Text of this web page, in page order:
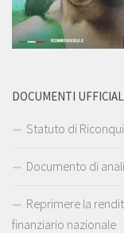
DOCUMENTI
Statuto di
Documento di
Reprimere la
finanziario nazionale